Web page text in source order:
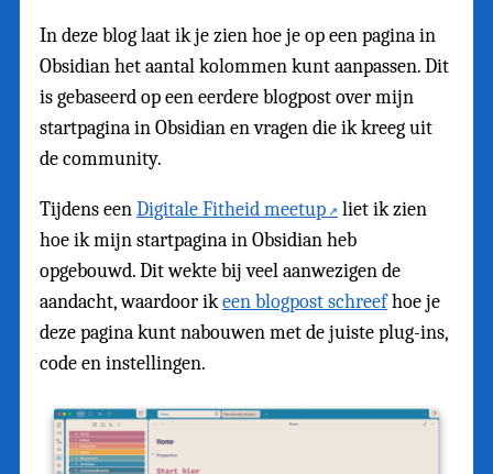
In deze blog laat ik je zien hoe je op een pagina in
Obsidian het aantal kolommen kunt aanpassen. Dit
is gebaseerd op een eerdere blogpost over mijn
startpagina in Obsidian en vragen die ik kreeg uit
de community.
Tijdens eenDigitale Fitheid meetup
liet ik zien
hoe ik mijn startpagina in Obsidian heb
opgebouwd. Dit wekte bij veel aanwezigen de
aandacht, waardoor ikeen blogpost schreefhoe je
deze pagina kunt nabouwen met de juiste plug-ins,
code en instellingen.